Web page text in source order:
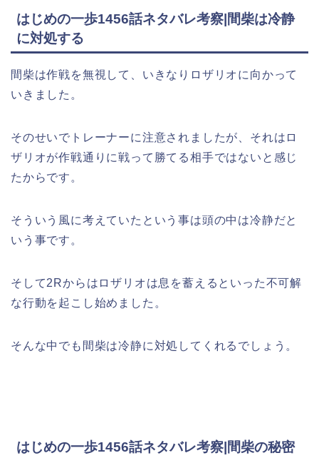
はじめの一歩1456話ネタバレ考察|間柴は冷静
に対処する
間柴は作戦を無視して、いきなりロザリオに向かって
いきました。
そのせいでトレーナーに注意されましたが、それはロ
ザリオが作戦通りに戦って勝てる相手ではないと感じ
たからです。
そういう風に考えていたという事は頭の中は冷静だと
いう事です。
そして2Rからはロザリオは息を蓄えるといった不可解
な行動を起こし始めました。
そんな中でも間柴は冷静に対処してくれるでしょう。
はじめの一歩1456話ネタバレ考察|間柴の秘密